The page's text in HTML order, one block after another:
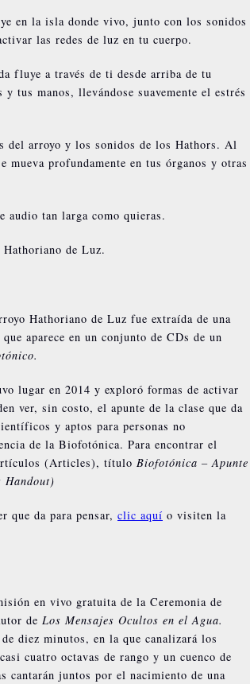
en la isla donde vivo, junto con los sonidos
las redes de luz en tu cuerpo.
fluye a través de ti desde arriba de tu
tus manos, llevándose suavemente el estrés
del arroyo y los sonidos de los Hathors. Al
profundamente en tus órganos y otras
audio tan larga como quieras.
de Luz.
Hathoriano de Luz fue extraída de una
aparece en un conjunto de CDs de un
lugar en 2014 y exploró formas de activar
ver, sin costo, el apunte de la clase que da
y aptos para personas no
de la Biofotónica. Para encontrar el
(Articles), título Biofotónica – Apunte
Handout)
que da para pensar, clic aquí o visiten la
en vivo gratuita de la Ceremonia de
de Los Mensajes Ocultos en el Agua.
diez minutos, en la que canalizará los
cuatro octavas de rango y un cuenco de
cantarán juntos por el nacimiento de una